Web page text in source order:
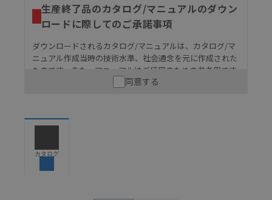
生産終了品のカタログ/マニュアルのダウン
ロードに際してのご承諾事項
ダウンロードされるカタログ/マニュアルは、カタログ/マ
ニュアル作成当時の技術水準、社会通念を元に作成された
ものです。また、マニュアルはご使用のための参考用です
ので、ご使用にあたっての安全性については十分にご配慮
うな用途に使用される場合には、システム全体として
保できるよう設計されていること、および本製品が全
同意する
カタログ